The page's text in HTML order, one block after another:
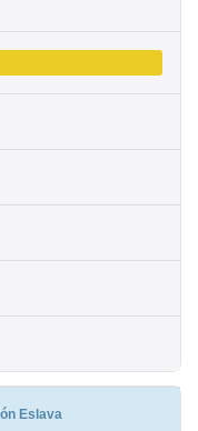
Eslava